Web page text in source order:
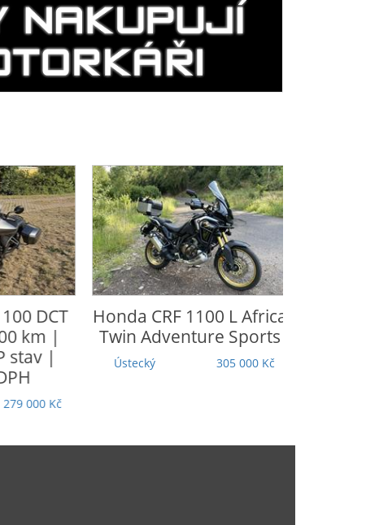
Honda
CRF 1100 L Africa
Twin Adventure Sports
305 000 Kč
CFmoto
Moravskoslezský